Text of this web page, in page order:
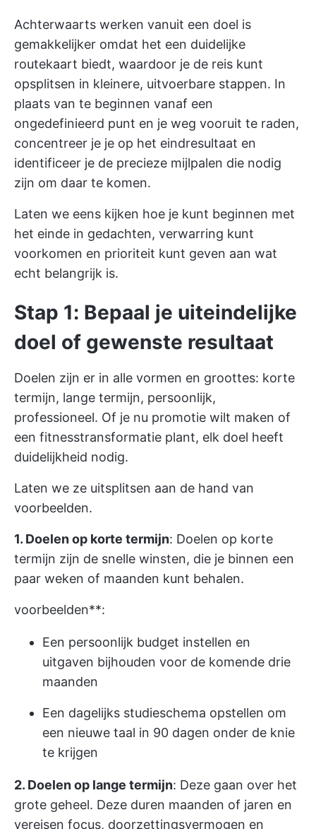
Achterwaarts werken vanuit een doel is
gemakkelijker omdat het een duidelijke
routekaart biedt, waardoor je de reis kunt
opsplitsen in kleinere, uitvoerbare stappen. In
plaats van te beginnen vanaf een
ongedefinieerd punt en je weg vooruit te raden,
concentreer je je op het eindresultaat en
identificeer je de precieze mijlpalen die nodig
zijn om daar te komen.
Laten we eens kijken hoe je kunt beginnen met
het einde in gedachten, verwarring kunt
voorkomen en prioriteit kunt geven aan wat
echt belangrijk is.
Stap 1: Bepaal je uiteindelijke
doel of gewenste resultaat
Doelen zijn er in alle vormen en groottes: korte
termijn, lange termijn, persoonlijk,
professioneel. Of je nu promotie wilt maken of
een fitnesstransformatie plant, elk doel heeft
duidelijkheid nodig.
Laten we ze uitsplitsen aan de hand van
voorbeelden.
1. Doelen op korte termijn: Doelen op korte
termijn zijn de snelle winsten, die je binnen een
paar weken of maanden kunt behalen.
voorbeelden**:
Een persoonlijk budget instellen en
uitgaven bijhouden voor de komende drie
maanden
Een dagelijks studieschema opstellen om
een nieuwe taal in 90 dagen onder de knie
te krijgen
2. Doelen op lange termijn: Deze gaan over het
grote geheel. Deze duren maanden of jaren en
vereisen focus, doorzettingsvermogen en